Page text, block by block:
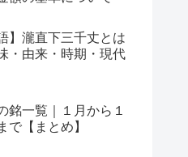
】瀧直下三千丈とは
・由来・時期・現代
銘一覧｜１月から１
で【まとめ】